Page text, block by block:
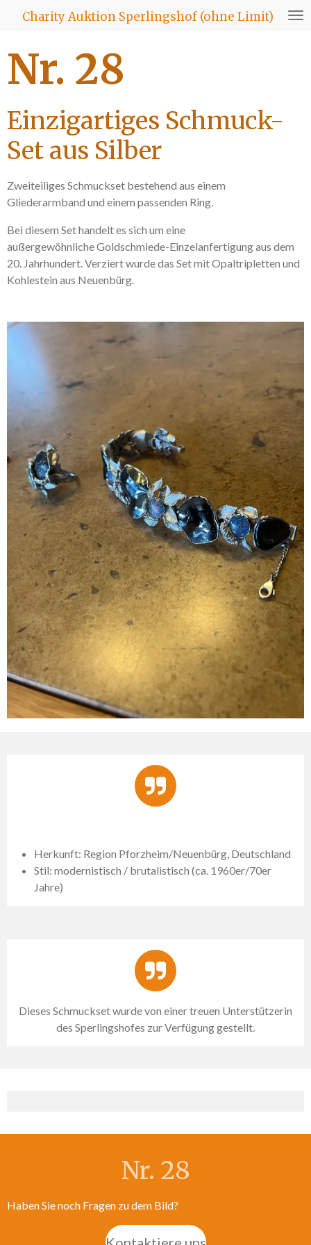
ZumCharity Auktion Sperlingshof (ohne Limit)
Nr. 28
Einzigartiges Schmuck-
Set aus Silber
Zweiteiliges Schmuckset bestehend aus einem
Gliederarmband und einem passenden Ring.
Bei diesem Set handelt es sich um eine
außergewöhnliche Goldschmiede-Einzelanfertigung aus dem
20. Jahrhundert. Verziert wurde das Set mit Opaltripletten und
Kohlestein aus Neuenbürg.
Herkunft: Region Pforzheim/Neuenbürg, Deutschland
Stil: modernistisch / brutalistisch (ca. 1960er/70er
Jahre)
Dieses Schmuckset wurde von einer treuen Unterstützerin
des Sperlingshofes zur Verfügung gestellt.
Nr. 28
Haben Sie noch Fragen zu dem Bild?